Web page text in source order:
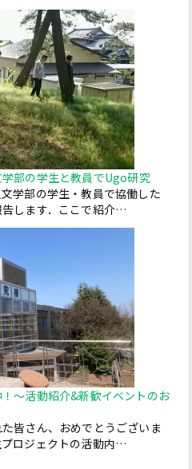
部の学生と教員でUgo研究
学部の学生・教員で協働した
します．ここで紹介…
！～活動紹介&新歓イベントのお
皆さん、おめでとうございま
ロジェクトの活動内…